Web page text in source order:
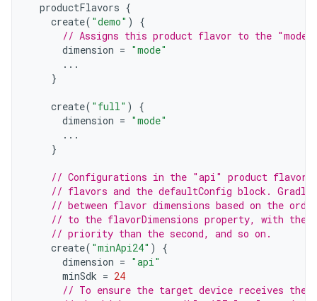
productFlavors {
create( "demo" )
{
// Assigns this product flavor to the "mode"
dimension = "mode"
...
}
create( "full" )
{
dimension = "mode"
...
}
// Configurations in the "api" product flavors
// flavors and the defaultConfig block.
// between flavor dimensions based on the
// to the flavorDimensions property, with the
// priority than the second, and so on.
create( "minApi24" )
{
dimension = "api"
minSdk = 24
// To ensure the target device receives the